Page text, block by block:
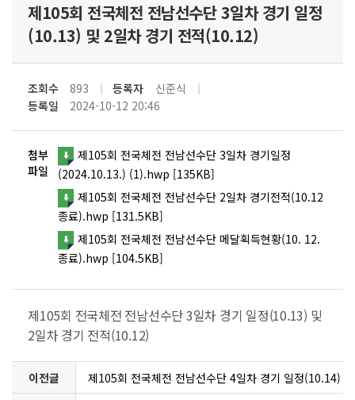
제105회 전국체전 전남선수단 3일차 경기 일정
(10.13) 및 2일차 경기 전적(10.12)
조회수 893 등록자
신준식
등록일
2024-10-12 20:46
첨부
파일
제105회 전국체전 전남선수단 3일차 경기일정
(2024.10.13.) (1).hwp [135KB]
제105회 전국체전 전남선수단 2일차 경기전적(10.12
종료).hwp [131.5KB]
제105회 전국체전 전남선수단 메달획득현황(10. 12.
종료).hwp [104.5KB]
제105회 전국체전 전남선수단 3일차 경기 일정(10.13) 및
2일차 경기 전적(10.12)
이전글
제105회 전국체전 전남선수단 4일차 경기 일정(10.14)